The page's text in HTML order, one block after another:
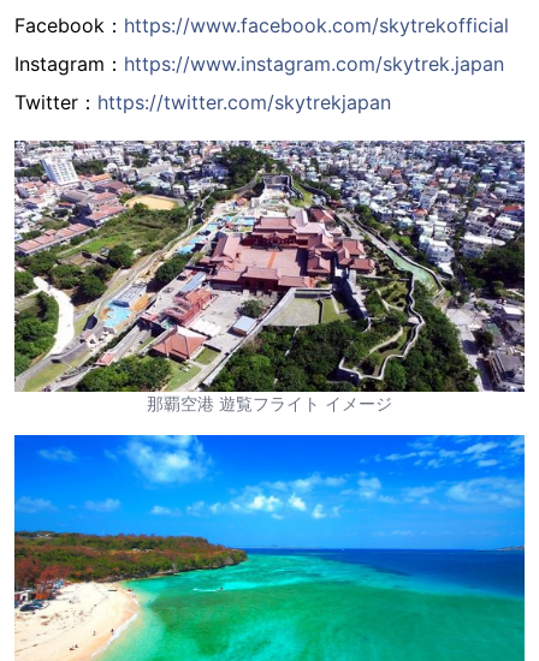
Facebook： https://www.facebook.com/skytrekofficial
Instagram： https://www.instagram.com/skytrek.japan
Twitter： https://twitter.com/skytrekjapan
那覇空港 遊覧フライト イメージ